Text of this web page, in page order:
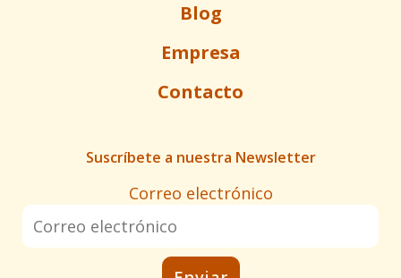
Blog
Empresa
Contacto
Suscríbete a nuestra Newsletter
Correo electrónico